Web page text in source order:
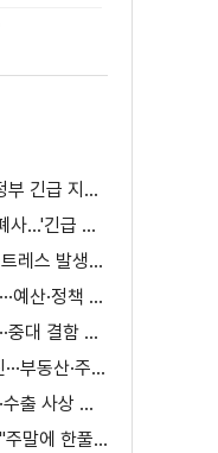
폭염에 가축·어류 폐사···정부 긴급 지원책 마련
고수온에 양식장 물고기 폐사...'긴급 방류' 지원
온실가스 안 줄이면 "열스트레스 발생일 29배 증가"
폭염·청년 민생 현안 강조···예산·정책 방향 제시
중고차 총액 표시 의무화···중대 결함 시 '계약 해제'
국가자산기본법 제정 추진···부동산·주식 등 통합 관리
6월 경상수지 또 신기록···수출 사상 첫 1천억 달러
극한 폭염 '입추'에 절정···"주말에 한풀 꺾인다"